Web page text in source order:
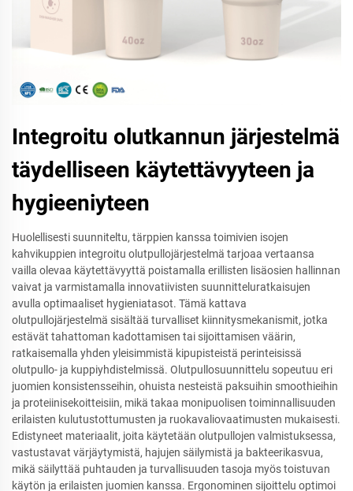
Integroitu olutkannun järjestelmä
täydelliseen käytettävyyteen ja
hygieeniyteen
Huolellisesti suunniteltu, tärppien kanssa toimivien isojen
kahvikuppien integroitu olutpullojärjestelmä tarjoaa vertaansa
vailla olevaa käytettävyyttä poistamalla erillisten lisäosien hallinnan
vaivat ja varmistamalla innovatiivisten suunnitteluratkaisujen
avulla optimaaliset hygieniatasot. Tämä kattava
olutpullojärjestelmä sisältää turvalliset kiinnitysmekanismit, jotka
estävät tahattoman kadottamisen tai sijoittamisen väärin,
ratkaisemalla yhden yleisimmistä kipupisteistä perinteisissä
olutpullo- ja kuppiyhdistelmissä. Olutpullosuunnittelu sopeutuu eri
juomien konsistensseihin, ohuista nesteistä paksuihin smoothieihin
ja proteiinisekoitteisiin, mikä takaa monipuolisen toiminnallisuuden
erilaisten kulutustottumusten ja ruokavaliovaatimusten mukaisesti.
Edistyneet materiaalit, joita käytetään olutpullojen valmistuksessa,
vastustavat värjäytymistä, hajujen säilymistä ja bakteerikasvua,
mikä säilyttää puhtauden ja turvallisuuden tasoja myös toistuvan
käytön ja erilaisten juomien kanssa. Ergonominen sijoittelu optimoi